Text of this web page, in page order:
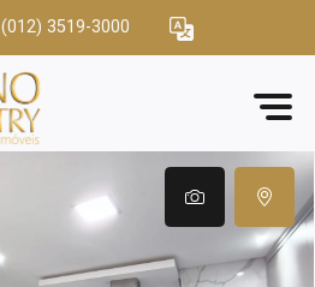
(012) 3519-3000